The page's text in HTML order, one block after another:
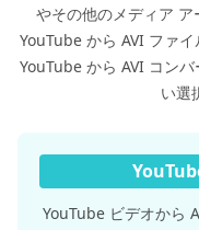
やその他のメディア ア
YouTube から AVI ファ
YouTube から AVI コン
い選
YouTube ビデオから